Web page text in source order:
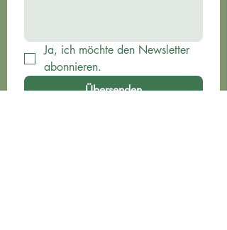
Ja, ich möchte den Newsletter
abonnieren.
Übersenden